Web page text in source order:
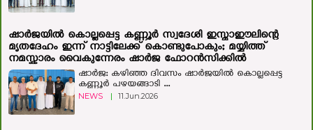
ഷാർജയിൽ കൊല്ലപ്പെട്ട കണ്ണൂർ സ്വദേശി ഇസ്മാഈലിന്റെ
മൃതദേഹം ഇന്ന് നാട്ടിലേക്ക് കൊണ്ടുപോകും; മയ്യിത്ത്
നമസ്കാരം വൈകുന്നേരം ഷാർജ ഫോറൻസിക്കിൽ
ഷാർജ: കഴിഞ്ഞ ദിവസം ഷാര്‍ജയില്‍ കൊല്ലപ്പെട്ട
കണ്ണൂര്‍ പഴയങ്ങാടി ...
NEWS | 11.Jun.2026